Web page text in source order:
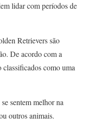
lidar com períodos de
Retrievers são
De acordo com a
como uma
sentem melhor na
outros animais.